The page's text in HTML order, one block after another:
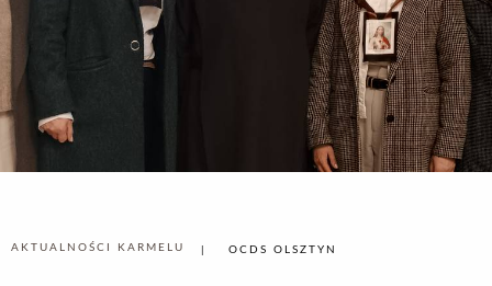
AKTUALNOŚCI KARMELU OCDS OLSZTYN